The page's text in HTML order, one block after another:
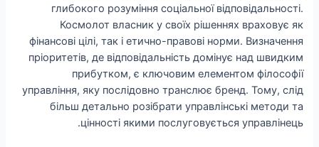
глибокого розуміння соціальної відповідальності.
Космолот власник у своїх рішеннях враховує як
фінансові цілі, так і етично-правові норми. Визначення
пріоритетів, де відповідальність домінує над швидким
прибутком, є ключовим елементом філософії
управління, яку послідовно транслює бренд. Тому, слід
більш детально розібрати управлінські методи та
цінності якими послуговується управлінець.